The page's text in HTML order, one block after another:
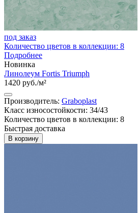
под заказ
Количество цветов в коллекции: 8
Подробнее
Новинка
Линолеум Fortis Triumph
1420 руб./м²
Производитель: Graboplast
Класс износостойкости: 34/43
Количество цветов в коллекции: 8
Быстрая доставка
В корзину